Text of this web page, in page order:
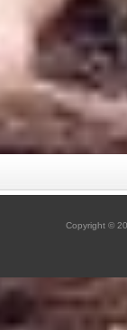
Copyright ©